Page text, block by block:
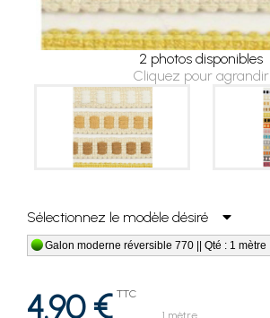
2 photos disponibles
Cliquez pour agrandir
Sélectionnez le modèle désiré
Galon moderne réversible 770 || Qté : 1 mètre
4.90 € TTC
1 mètre